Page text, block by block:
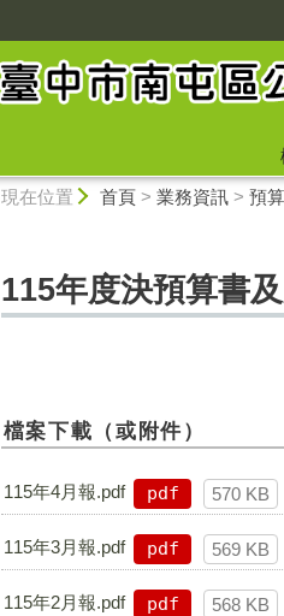
現在位置 首頁> 業務資訊> 預
115年度決預算書
檔案下載（或附件）
115年4月報.pdf pdf 570 KB
115年3月報.pdf pdf 569 KB
115年2月報.pdf pdf 568 KB